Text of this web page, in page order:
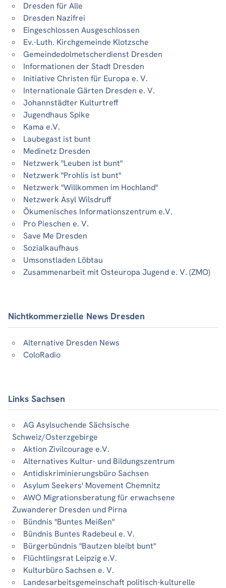
Dresden für Alle
Dresden Nazifrei
Eingeschlossen Ausgeschlossen
Ev.-Luth. Kirchgemeinde Klotzsche
Gemeindedolmetscherdienst Dresden
Informationen der Stadt Dresden
Initiative Christen für Europa e. V.
Internationale Gärten Dresden e. V.
Johannstädter Kulturtreff
Jugendhaus Spike
Kama e.V.
Laubegast ist bunt
Medinetz Dresden
Netzwerk "Leuben ist bunt"
Netzwerk "Prohlis ist bunt"
Netzwerk "Willkommen im Hochland"
Netzwerk Asyl Wilsdruff
Ökumenisches Informationszentrum e.V.
Pro Pieschen e. V.
Save Me Dresden
Sozialkaufhaus
Umsonstladen Löbtau
Zusammenarbeit mit Osteuropa Jugend e. V. (ZMO)
Nichtkommerzielle News Dresden
Alternative Dresden News
ColoRadio
Links Sachsen
AG Asylsuchende Sächsische
Schweiz/Osterzgebirge
Aktion Zivilcourage e.V.
Alternatives Kultur- und Bildungszentrum
Antidiskriminierungsbüro Sachsen
Asylum Seekers' Movement Chemnitz
AWO Migrationsberatung für erwachsene
Zuwanderer Dresden und Pirna
Bündnis "Buntes Meißen"
Bündnis Buntes Radebeul e. V.
Bürgerbündnis "Bautzen bleibt bunt"
Flüchtlingsrat Leipzig e.V.
Kulturbüro Sachsen e. V.
Landesarbeitsgemeinschaft politisch-kulturelle